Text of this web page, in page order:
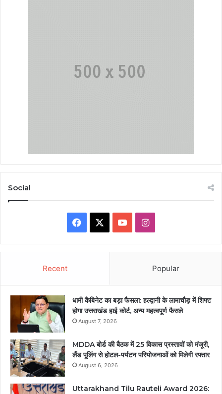
Social
Facebook YouTubeInstagram
Recent Popular
धामी कैबिनेट का बड़ा फैसला: हल्द्वानी के लामाचौड़ में शिफ्ट
होगा उत्तराखंड हाई कोर्ट, अन्य महत्वपूर्ण फैसले
August 7, 2026
MDDA बोर्ड की बैठक में 25 विकास प्रस्तावों को मंजूरी,
लैंड पूलिंग से होटल-पर्यटन परियोजनाओं को मिलेगी रफ्तार
August 6, 2026
Uttarakhand Tilu Rauteli Award 2026: